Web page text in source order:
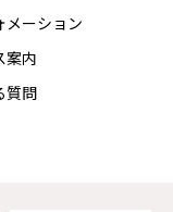
メーション
案内
質問